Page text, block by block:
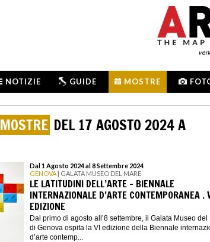
NOTIZIE GUIDE MOSTRE
MOSTRE DEL 17 AGOSTO 2024 A
Dal 1 Agosto 2024 al 8 Settembre 2024
GENOVA | GALATA MUSEO DEL MARE
LE LATITUDINI DELL’ARTE - BIENNALE
INTERNAZIONALE D’ARTE CONTEMPORANEA .
EDIZIONE
Dal primo di agosto all’8 settembre, il Galata Museo del
di Genova ospita la VI edizione della Biennale
d’arte contemp...